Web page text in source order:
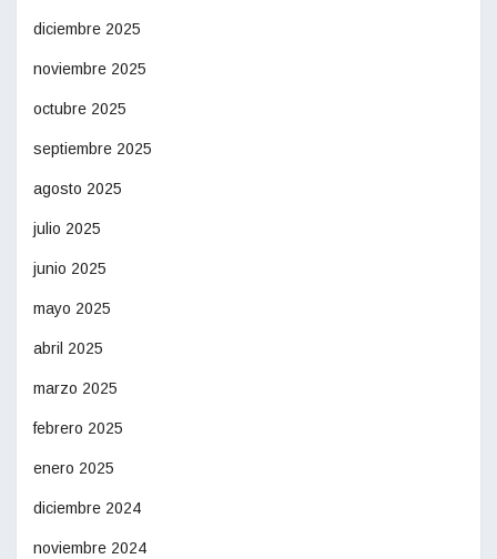
diciembre 2025
noviembre 2025
octubre 2025
septiembre 2025
agosto 2025
julio 2025
junio 2025
mayo 2025
abril 2025
marzo 2025
febrero 2025
enero 2025
diciembre 2024
noviembre 2024